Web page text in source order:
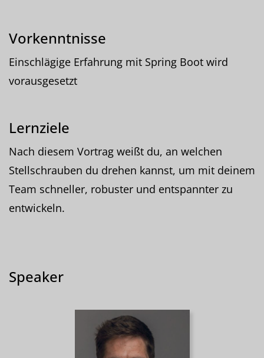
Vorkenntnisse
Einschlägige Erfahrung mit Spring Boot wird
vorausgesetzt
Lernziele
Nach diesem Vortrag weißt du, an welchen
Stellschrauben du drehen kannst, um mit deinem
Team schneller, robuster und entspannter zu
entwickeln.
Speaker